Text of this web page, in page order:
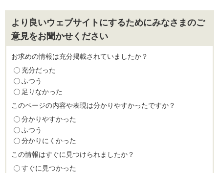
より良いウェブサイトにするためにみなさまのご
意見をお聞かせください
お求めの情報は充分掲載されていましたか？
充分だった
ふつう
足りなかった
このページの内容や表現は分かりやすかったですか？
分かりやすかった
ふつう
分かりにくかった
この情報はすぐに見つけられましたか？
すぐに見つかった